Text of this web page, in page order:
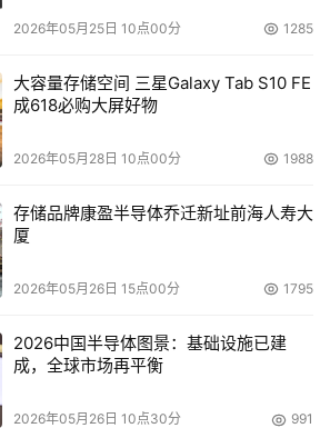
2026年05月25日 10点00分 1285
大容量存储空间 三星Galaxy Tab S10 FE
成618必购大屏好物
2026年05月28日 10点00分 1988
存储品牌康盈半导体乔迁新址前海人寿大
厦
2026年05月26日 15点00分 1795
2026中国半导体图景：基础设施已建
成，全球市场再平衡
2026年05月26日 10点30分 991